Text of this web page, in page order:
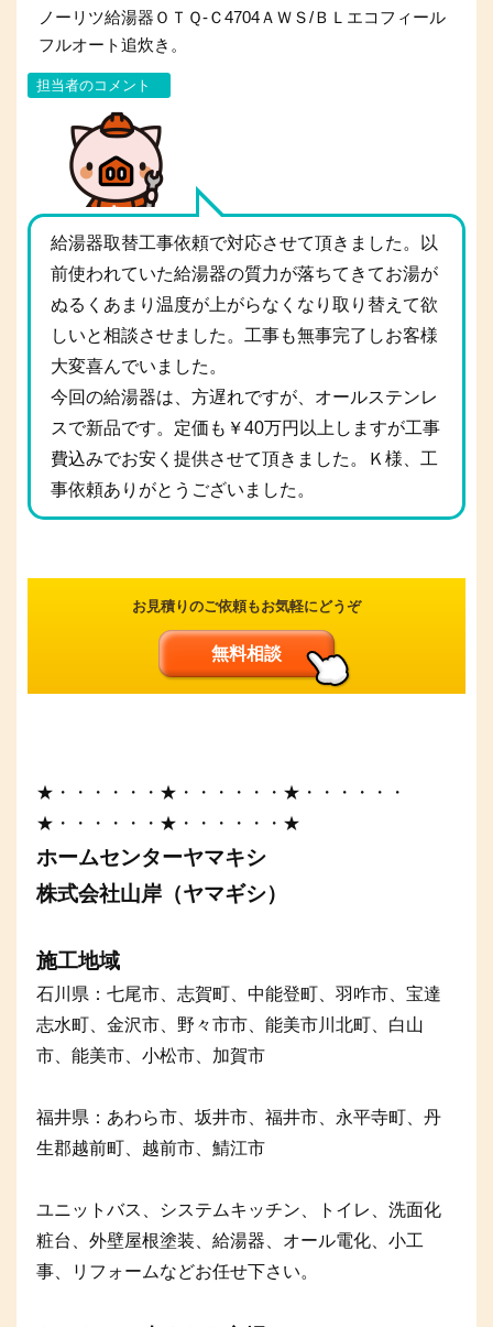
ノーリツ給湯器ＯＴＱ-Ｃ4704ＡＷＳ/ＢＬエコフィール
フルオート追炊き。
担当者のコメント
給湯器取替工事依頼で対応させて頂きました。以
前使われていた給湯器の質力が落ちてきてお湯が
ぬるくあまり温度が上がらなくなり取り替えて欲
しいと相談させました。工事も無事完了しお客様
大変喜んでいました。
今回の給湯器は、方遅れですが、オールステンレ
スで新品です。定価も￥40万円以上しますが工事
費込みでお安く提供させて頂きました。Ｋ様、工
事依頼ありがとうございました。
お見積りのご依頼もお気軽にどうぞ
無料相談
★・・・・・・★・・・・・・★・・・・・・
★・・・・・・★・・・・・・★
ホームセンターヤマキシ
株式会社山岸（ヤマギシ）
施工地域
石川県：七尾市、志賀町、中能登町、羽咋市、宝達
志水町、金沢市、野々市市、能美市川北町、白山
市、能美市、小松市、加賀市
福井県：あわら市、坂井市、福井市、永平寺町、丹
生郡越前町、越前市、鯖江市
ユニットバス、システムキッチン、トイレ、洗面化
粧台、外壁屋根塗装、給湯器、オール電化、小工
事、リフォームなどお任せ下さい。